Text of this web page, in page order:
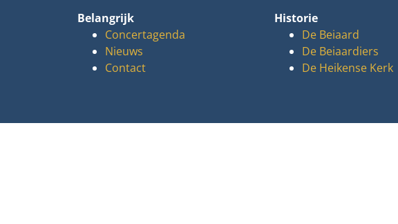
Belangrijk
Concertagenda
Nieuws
Contact
Historie
De Beiaard
De Beiaardiers
De Heikense Kerk